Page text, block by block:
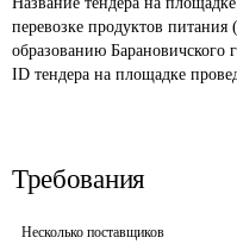
перевозке продуктов
образованию Барановичского
ID тендера на площадке
Требования
Несколько поставщиков